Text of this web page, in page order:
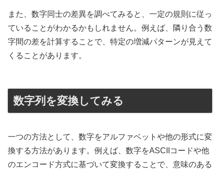
また、数字同士の差異を調べてみると、一定の規則に従っ
ていることがわかるかもしれません。例えば、隣り合う数
字間の差を計算することで、特定の増減パターンが見えて
くることがあります。
数字列を変換してみる
一つの方法として、数字をアルファベットや他の形式に変
換する方法があります。例えば、数字をASCIIコードや他
のエンコード方式に基づいて変換することで、意味のある